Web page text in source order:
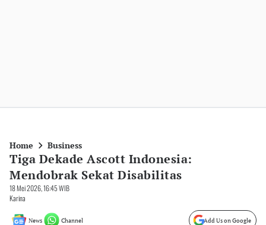
Home Business
Tiga Dekade Ascott Indonesia:
Mendobrak Sekat Disabilitas
18 Mei 2026, 16:45 WIB
Karina
News Channel Add Us on Google